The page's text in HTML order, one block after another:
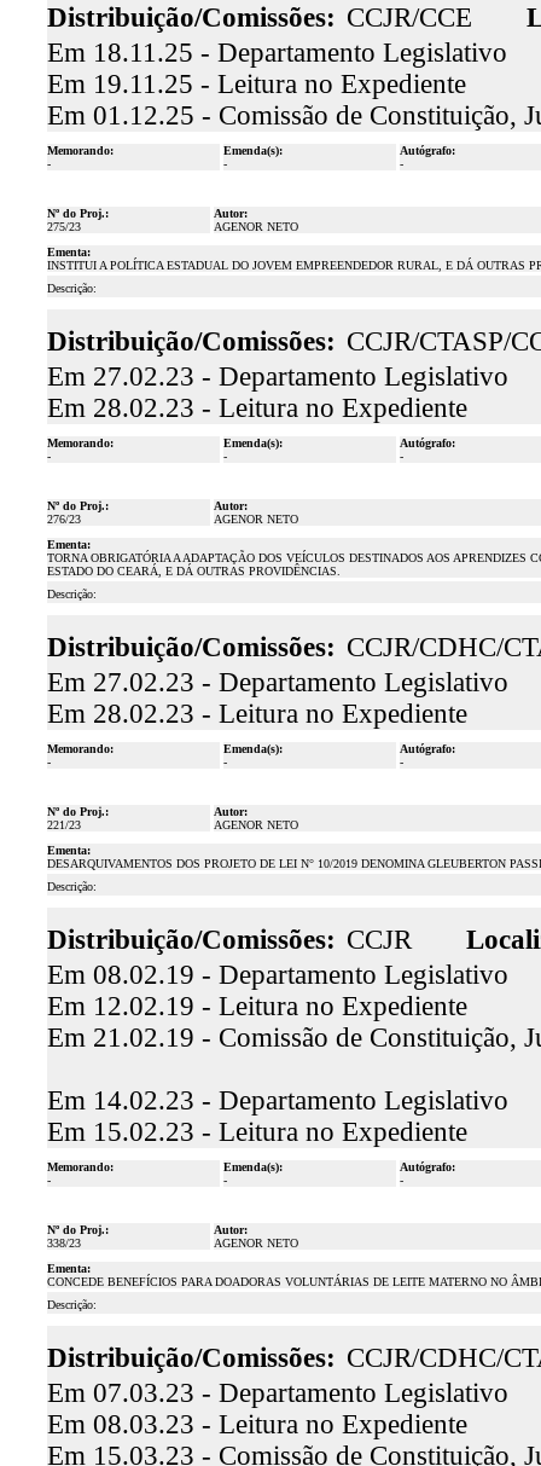
Distribuição/Comissões: CCJR/CCE
Em 18.11.25 - Departamento Legislativo
Em 19.11.25 - Leitura no Expediente
Em 01.12.25 - Comissão de Constituição,
Memorando:
-
Emenda(s):
-
Autógrafo:
-
Nº do Proj.:
275/23
Autor:
AGENOR NETO
Ementa:
INSTITUI A POLÍTICA ESTADUAL DO JOVEM EMPREENDEDOR RURAL, E DÁ OUTRAS
Descrição:
Distribuição/Comissões: CCJR/CTASP/
Em 27.02.23 - Departamento Legislativo
Em 28.02.23 - Leitura no Expediente
Memorando:
-
Emenda(s):
-
Autógrafo:
-
Nº do Proj.:
276/23
Autor:
AGENOR NETO
Ementa:
TORNA OBRIGATÓRIA A ADAPTAÇÃO DOS VEÍCULOS DESTINADOS AOS
ESTADO DO CEARÁ, E DÁ OUTRAS PROVIDÊNCIAS.
Descrição:
Distribuição/Comissões: CCJR/CDHC/
Em 27.02.23 - Departamento Legislativo
Em 28.02.23 - Leitura no Expediente
Memorando:
-
Emenda(s):
-
Autógrafo:
-
Nº do Proj.:
221/23
Autor:
AGENOR NETO
Ementa:
DESARQUIVAMENTOS DOS PROJETO DE LEI N° 10/2019 DENOMINA GLEUBERTON
Descrição:
Distribuição/Comissões: CCJR
Em 08.02.19 - Departamento Legislativo
Em 12.02.19 - Leitura no Expediente
Em 21.02.19 - Comissão de Constituição,
Em 14.02.23 - Departamento Legislativo
Em 15.02.23 - Leitura no Expediente
Memorando:
-
Emenda(s):
-
Autógrafo:
-
Nº do Proj.:
338/23
Autor:
AGENOR NETO
Ementa:
CONCEDE BENEFÍCIOS PARA DOADORAS VOLUNTÁRIAS DE LEITE MATERNO NO
Descrição:
Distribuição/Comissões: CCJR/CDHC/
Em 07.03.23 - Departamento Legislativo
Em 08.03.23 - Leitura no Expediente
Em 15.03.23 - Comissão de Constituição,